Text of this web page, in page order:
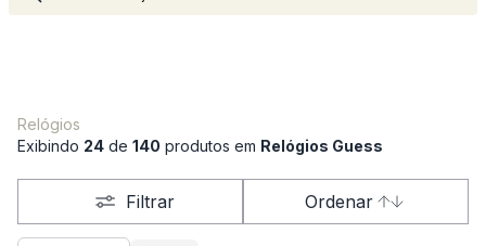
Relógios
Exibindo 24 de 140 produtos em Relógios Guess
Filtrar Ordenar